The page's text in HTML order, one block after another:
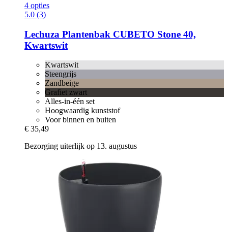
4 opties
5.0 (3)
Lechuza Plantenbak CUBETO Stone 40,
Kwartswit
Kwartswit
Steengrijs
Zandbeige
Grafiet zwart
Alles-in-één set
Hoogwaardig kunststof
Voor binnen en buiten
€ 35,49
Bezorging uiterlijk op 13. augustus